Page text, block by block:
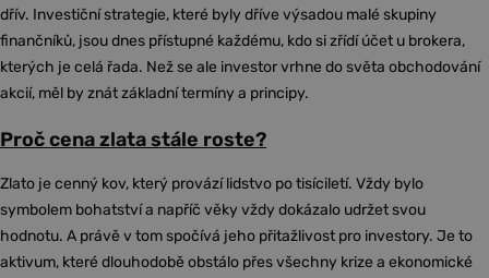
dřív. Investiční strategie, které byly dříve výsadou malé skupiny
finančníků, jsou dnes přístupné každému, kdo si zřídí účet u brokera,
kterých je celá řada. Než se ale investor vrhne do světa obchodování
akcií, měl by znát základní termíny a principy.
Proč cena zlata stále roste?
Zlato je cenný kov, který provází lidstvo po tisíciletí. Vždy bylo
symbolem bohatství a napříč věky vždy dokázalo udržet svou
hodnotu. A právě v tom spočívá jeho přitažlivost pro investory. Je to
aktivum, které dlouhodobě obstálo přes všechny krize a ekonomické